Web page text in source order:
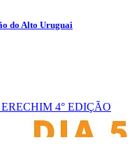
do Alto Uruguai
4° EDIÇÃO